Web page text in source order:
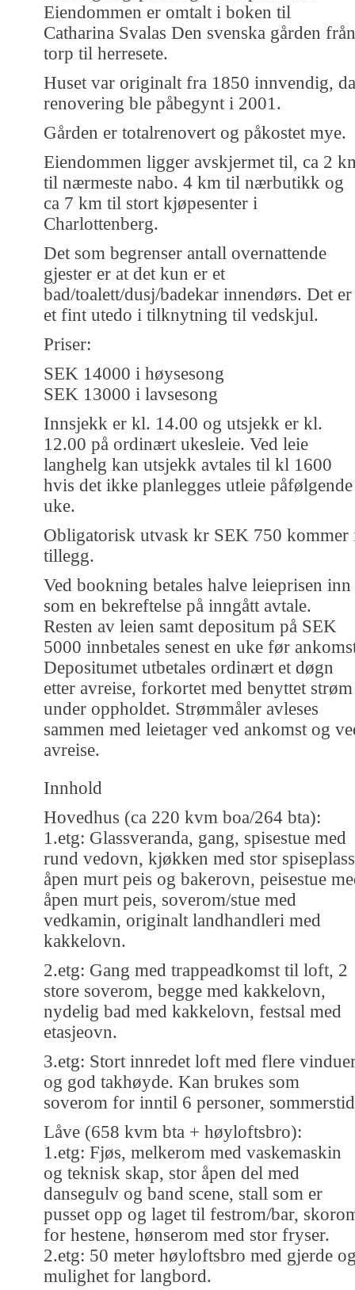
Eiendommen er omtalt i boken til
Catharina Svalas Den svenska gården från
torp til herresete.
Huset var originalt fra 1850 innvendig, da
renovering ble påbegynt i 2001.
Gården er totalrenovert og påkostet mye.
Eiendommen ligger avskjermet til, ca 2
til nærmeste nabo. 4 km til nærbutikk og
ca 7 km til stort kjøpesenter i
Charlottenberg.
Det som begrenser antall overnattende
gjester er at det kun er et
bad/toalett/dusj/badekar innendørs. Det er
et fint utedo i tilknytning til vedskjul.
Priser:
SEK 14000 i høysesong
SEK 13000 i lavsesong
Innsjekk er kl. 14.00 og utsjekk er kl.
12.00 på ordinært ukesleie. Ved leie
langhelg kan utsjekk avtales til kl 1600
hvis det ikke planlegges utleie påfølgende
uke.
Obligatorisk utvask kr SEK 750 kommer
tillegg.
Ved bookning betales halve leieprisen inn
som en bekreftelse på inngått avtale.
Resten av leien samt depositum på SEK
5000 innbetales senest en uke før
Depositumet utbetales ordinært et døgn
etter avreise, forkortet med benyttet strøm
under oppholdet. Strømmåler avleses
sammen med leietager ved ankomst og
avreise.
Innhold
Hovedhus (ca 220 kvm boa/264 bta):
1.etg: Glassveranda, gang, spisestue med
rund vedovn, kjøkken med stor
åpen murt peis og bakerovn, peisestue
åpen murt peis, soverom/stue med
vedkamin, originalt landhandleri med
kakkelovn.
2.etg: Gang med trappeadkomst til loft, 2
store soverom, begge med kakkelovn,
nydelig bad med kakkelovn, festsal med
etasjeovn.
3.etg: Stort innredet loft med flere
og god takhøyde. Kan brukes som
soverom for inntil 6 personer,
Låve (658 kvm bta + høyloftsbro):
1.etg: Fjøs, melkerom med vaskemaskin
og teknisk skap, stor åpen del med
dansegulv og band scene, stall som er
pusset opp og laget til festrom/bar,
for hestene, hønserom med stor fryser.
2.etg: 50 meter høyloftsbro med gjerde
mulighet for langbord.